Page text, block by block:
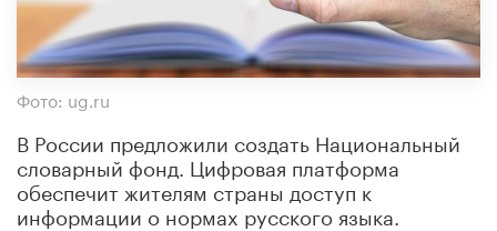
Фото: ug.ru
В России предложили создать Национальный
словарный фонд. Цифровая платформа
обеспечит жителям страны доступ к
информации о нормах русского языка.